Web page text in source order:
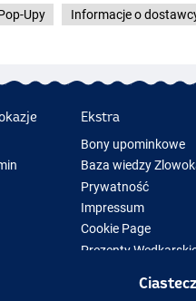
Upy Informacje o
Ekstra
Bony upominkowe
Baza wiedzy
Prywatność
Impressum
Cookie Page
Prezenty
Sprzęt wędkarski